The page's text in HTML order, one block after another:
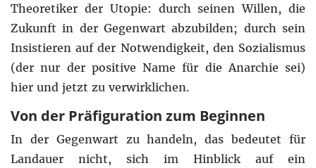
Theoretiker der Utopie: durch seinen Willen, die
Zukunft in der Gegenwart abzubilden; durch sein
Insistieren auf der Notwendigkeit, den Sozialismus
(der nur der positive Name für die Anarchie sei)
hier und jetzt zu verwirklichen.
Von der Präfiguration zum Beginnen
In der Gegenwart zu handeln, das bedeutet für
Landauer nicht, sich im Hinblick auf ein